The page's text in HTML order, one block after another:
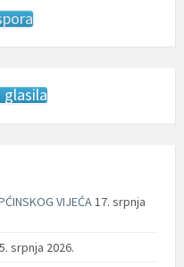
glasila
VIJEĆA17. srpnja
srpnja 2026.